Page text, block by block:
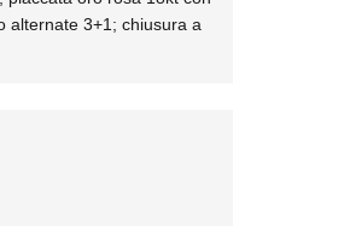
alternate 3+1; chiusura a